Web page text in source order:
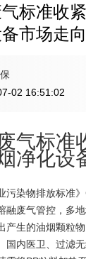
标准收
市场走向
02 16:51:02
气标准
净化设
污染物排放标准
融废气管控，多
产生的油烟颗粒
国内医卫、过滤